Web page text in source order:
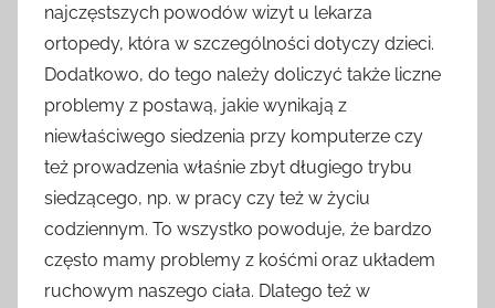
najczęstszych powodów wizyt u lekarza
ortopedy, która w szczególności dotyczy dzieci.
Dodatkowo, do tego należy doliczyć także liczne
problemy z postawą, jakie wynikają z
niewłaściwego siedzenia przy komputerze czy
też prowadzenia właśnie zbyt długiego trybu
siedzącego, np. w pracy czy też w życiu
codziennym. To wszystko powoduje, że bardzo
często mamy problemy z kośćmi oraz układem
ruchowym naszego ciała. Dlatego też w